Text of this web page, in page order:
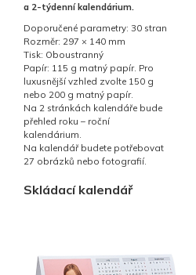
a 2-týdenní kalendárium.
Doporučené parametry: 30 stran
Rozměr: 297 × 140 mm
Tisk: Oboustranný
Papír: 115 g matný papír. Pro
luxusnější vzhled zvolte 150 g
nebo 200 g matný papír.
Na 2 stránkách kalendáře bude
přehled roku – roční
kalendárium.
Na kalendář budete potřebovat
27 obrázků nebo fotografií.
Skládací kalendář